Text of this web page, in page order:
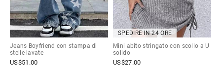
Jeans Boyfriend con stampa di
stelle lavate
US$51.00
SPEDIRE IN 24 ORE
Mini abito stringato con scollo a U
solido
US$27.00